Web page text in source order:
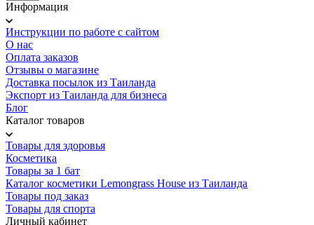
Информация
Инструкции по работе с сайтом
О нас
Оплата заказов
Отзывы о магазине
Доставка посылок из Таиланда
Экспорт из Таиланда для бизнеса
Блог
Каталог товаров
Товары для здоровья
Косметика
Товары за 1 бат
Каталог косметики Lemongrass House из Таиланда
Товары под заказ
Товары для спорта
Личный кабинет